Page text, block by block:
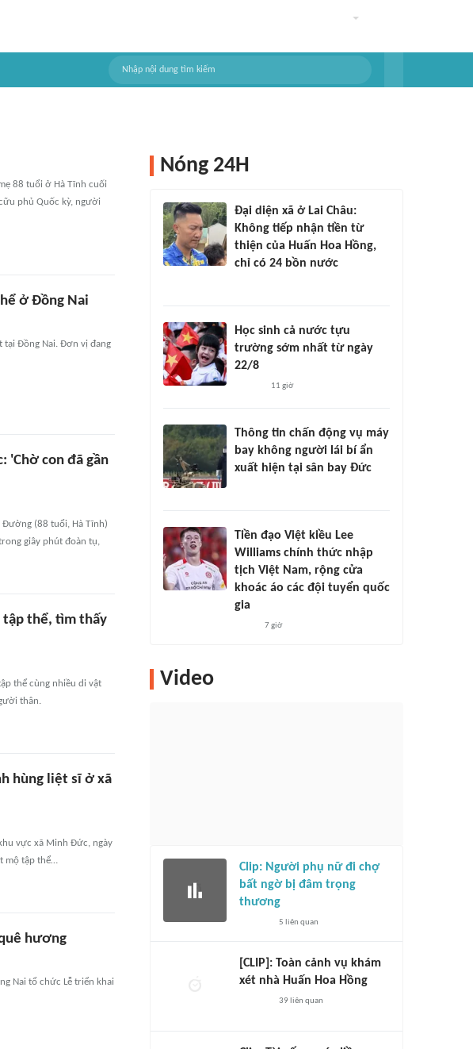
88 tuổi ở Hà Tĩnh cuối
phủ Quốc kỳ, người
ở Đồng Nai
Đồng Nai. Đơn vị đang
'Chờ con đã gần
Đường (88 tuổi, Hà Tĩnh)
giây phút đoàn tụ,
tập thể, tìm thấy
thể cùng nhiều di vật
thân.
hùng liệt sĩ ở xã
vực xã Minh Đức, ngày
mộ tập thể…
hương
Nai tổ chức Lễ triển khai
Nóng 24H
Đại diện xã ở Lai Châu:
Không tiếp nhận tiền từ
thiện của Huấn Hoa Hồng,
chỉ có 24 bồn nước
Học sinh cả nước tựu
trường sớm nhất từ ngày
22/8
11 giờ
Thông tin chấn động vụ máy
bay không người lái bí ẩn
xuất hiện tại sân bay Đức
Tiền đạo Việt kiều Lee
Williams chính thức nhập
tịch Việt Nam, rộng cửa
khoác áo các đội tuyển quốc
gia
7 giờ
Video
Clip: Người phụ nữ đi chợ
bất ngờ bị đâm trọng
thương
5 liên quan
[CLIP]: Toàn cảnh vụ khám
xét nhà Huấn Hoa Hồng
39 liên quan